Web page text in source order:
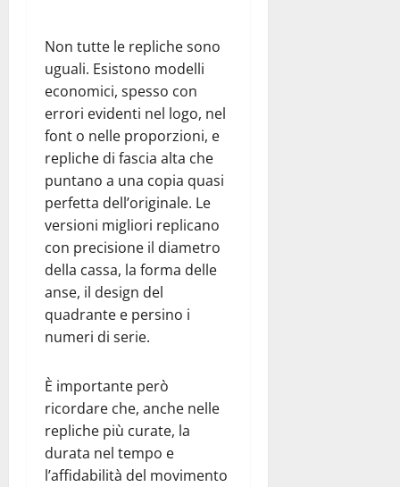
Non tutte le repliche sono
uguali. Esistono modelli
economici, spesso con
errori evidenti nel logo, nel
font o nelle proporzioni, e
repliche di fascia alta che
puntano a una copia quasi
perfetta dell’originale. Le
versioni migliori replicano
con precisione il diametro
della cassa, la forma delle
anse, il design del
quadrante e persino i
numeri di serie.
È importante però
ricordare che, anche nelle
repliche più curate, la
durata nel tempo e
l’affidabilità del movimento